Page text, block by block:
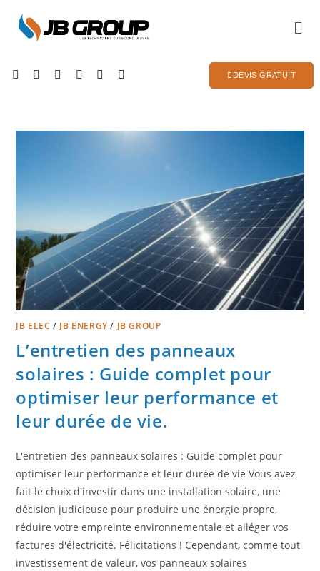
DEVIS GRATUIT
JB ELEC / JB ENERGY / JB GROUP
L’entretien des panneaux
solaires : Guide complet pour
optimiser leur performance et
leur durée de vie.
L'entretien des panneaux solaires : Guide complet pour
optimiser leur performance et leur durée de vie Vous avez
fait le choix d'investir dans une installation solaire, une
décision judicieuse pour produire une énergie propre,
réduire votre empreinte environnementale et alléger vos
factures d'électricité. Félicitations ! Cependant, comme tout
investissement de valeur, vos panneaux solaires